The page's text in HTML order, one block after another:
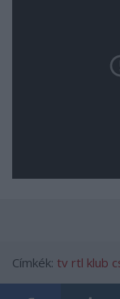
Címkék: tv rtl klub